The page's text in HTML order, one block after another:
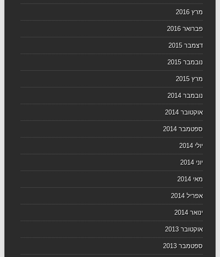
מרץ 2016
פברואר 2016
דצמבר 2015
נובמבר 2015
מרץ 2015
נובמבר 2014
אוקטובר 2014
ספטמבר 2014
יולי 2014
יוני 2014
מאי 2014
אפריל 2014
ינואר 2014
אוקטובר 2013
ספטמבר 2013